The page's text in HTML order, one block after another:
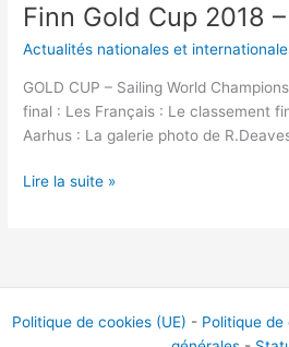
Finn Gold Cup 2018
Actualités nationales et
GOLD CUP – Sailing World
final : Les Français : Le classement
Aarhus : La galerie photo de
Lire la suite »
Politique de cookies (UE) - Politique